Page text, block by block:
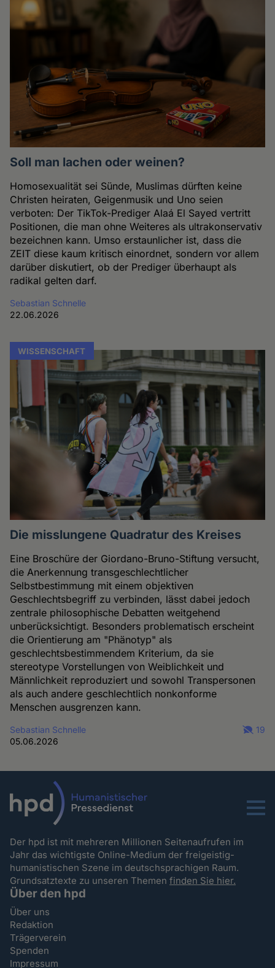
Soll man lachen oder weinen?
Homosexualität sei Sünde, Muslimas dürften keine
Christen heiraten, Geigenmusik und Uno seien
verboten: Der TikTok-Prediger Alaá El Sayed vertritt
Positionen, die man ohne Weiteres als ultrakonservativ
bezeichnen kann. Umso erstaunlicher ist, dass die
ZEIT diese kaum kritisch einordnet, sondern vor allem
darüber diskutiert, ob der Prediger überhaupt als
radikal gelten darf.
Sebastian Schnelle
22.06.2026
WISSENSCHAFT
Die misslungene Quadratur des Kreises
Eine Broschüre der Giordano-Bruno-Stiftung versucht,
die Anerkennung transgeschlechtlicher
Selbstbestimmung mit einem objektiven
Geschlechtsbegriff zu verbinden, lässt dabei jedoch
zentrale philosophische Debatten weitgehend
unberücksichtigt. Besonders problematisch erscheint
die Orientierung am "Phänotyp" als
geschlechtsbestimmendem Kriterium, da sie
stereotype Vorstellungen von Weiblichkeit und
Männlichkeit reproduziert und sowohl Transpersonen
als auch andere geschlechtlich nonkonforme
Menschen ausgrenzen kann.
Sebastian Schnelle
05.06.2026
19
Menu
Der hpd ist mit mehreren Millionen Seitenaufrufen im
Jahr das wichtigste Online-Medium der freigeistig-
humanistischen Szene im deutschsprachigen Raum.
Grundsatztexte zu unseren Themenfinden Sie hier.
Über den hpd
Über uns
Redaktion
Trägerverein
Spenden
Impressum